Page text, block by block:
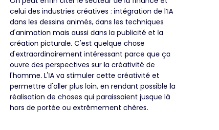
celui des industries créatives : intégration de l’IA
dans les dessins animés, dans les techniques
d'animation mais aussi dans la publicité et la
création picturale. C'est quelque chose
d'extraordinairement intéressant parce que ça
ouvre des perspectives sur la créativité de
l'homme. L'IA va stimuler cette créativité et
permettre d'aller plus loin, en rendant possible la
réalisation de choses qui paraissaient jusque là
hors de portée ou extrêmement chères.